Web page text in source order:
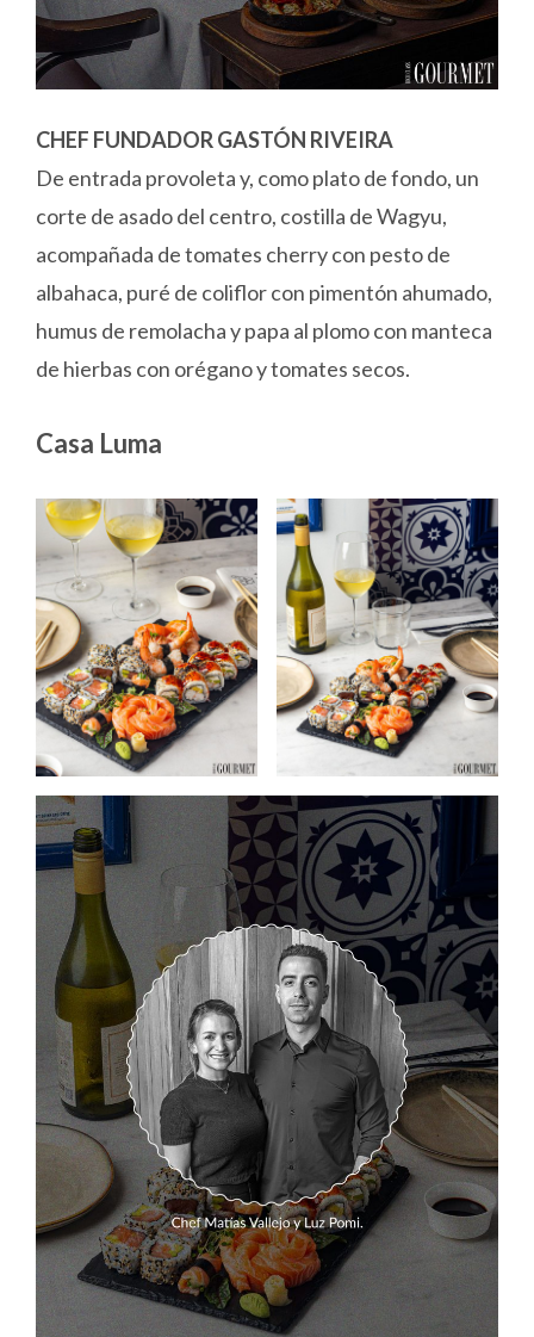
CHEF FUNDADOR GASTÓN RIVEIRA
De entrada provoleta y, como plato de fondo, un
corte de asado del centro, costilla de Wagyu,
acompañada de tomates cherry con pesto de
albahaca, puré de coliflor con pimentón ahumado,
humus de remolacha y papa al plomo con manteca
de hierbas con orégano y tomates secos.
Casa Luma